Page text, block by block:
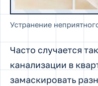
Устранение
Часто случается
канализации в
замаскировать